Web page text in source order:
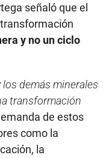
señaló que el
y no un ciclo
los demás minerales
transformación
de estos
como la
la